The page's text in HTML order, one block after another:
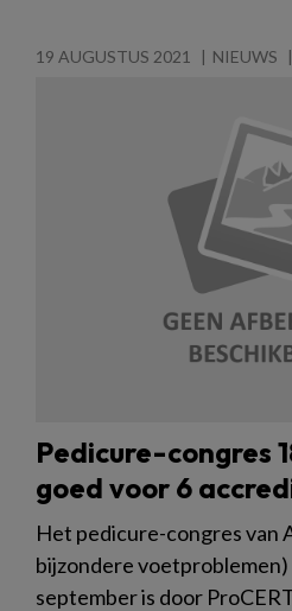
19 AUGUSTUS 2021 NIEUWS
Pedicure-congres
goed voor 6
Het pedicure-congres van
bijzondere
september is door